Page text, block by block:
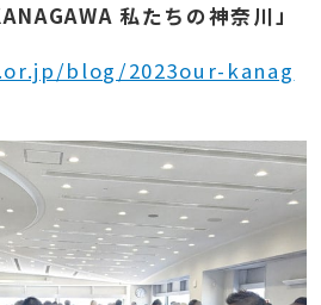
私たちの神奈川」
blog/2023our-kanag